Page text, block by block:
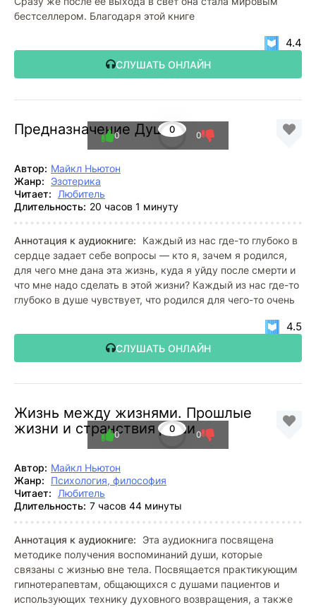
бестселлером. Благодаря этой книге
СЛУШАТЬ ОНЛАЙН
4.4
Предназначение Души0
0 0
Автор: Майкл Ньютон
Жанр:
Эзотерика
Читает:
Любитель
Длительность: 20 часов 1 минуту
Аннотация к аудиокниге:
Каждый из нас где-то глубоко в
сердце задает себе вопросы — кто я, зачем я родился,
для чего мне дана эта жизнь, куда я уйду после смерти и
что мне надо сделать в этой жизни? Каждый из нас где-то
глубоко в душе чувствует, что родился для чего-то очень
СЛУШАТЬ ОНЛАЙН
4.5
Жизнь между жизнями. Прошлые
жизни и странствия души
0
0 0
Автор: Майкл Ньютон
Жанр:
Психология, философия
Читает:
Любитель
Длительность: 7 часов 44 минуты
Аннотация к аудиокниге:
Эта аудиокнига посвящена
методике получения воспоминаний души, которые
связаны с жизнью вне тела. Посвящается практикующим
гипнотерапевтам, общающихся с душами пациентов и
использующих технику духовного возвращения, а также